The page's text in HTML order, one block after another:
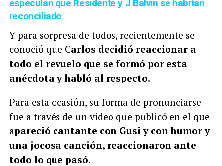
especulan que Residente y J Balvin se habrían
reconciliado
Y para sorpresa de todos, recientemente se
conoció que Carlos decidió reaccionar a
todo el revuelo que se formó por esta
anécdota y habló al respecto.
Para esta ocasión, su forma de pronunciarse
fue a través de un video que publicó en el que
apareció cantante con Gusi y con humor y
una jocosa canción, reaccionaron ante
todo lo que pasó.